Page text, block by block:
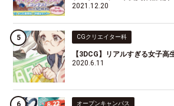
2021.12.20
CGクリエイター科
【3DCG】リアルすぎる女子高
2020.6.11
オープンキャンパス